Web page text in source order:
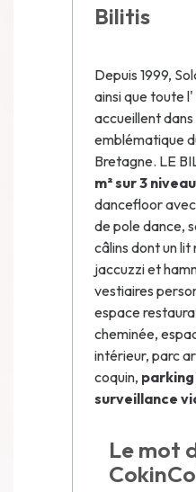
Bilitis
Depuis 1999,
ainsi que toute
accueillent dans
emblématique
Bretagne. LE
m² sur 3
dancefloor
de pole dance,
câlins dont un
jaccuzzi et
vestiaires
espace
cheminée,
intérieur, parc
coquin,
surveillance
Le mot